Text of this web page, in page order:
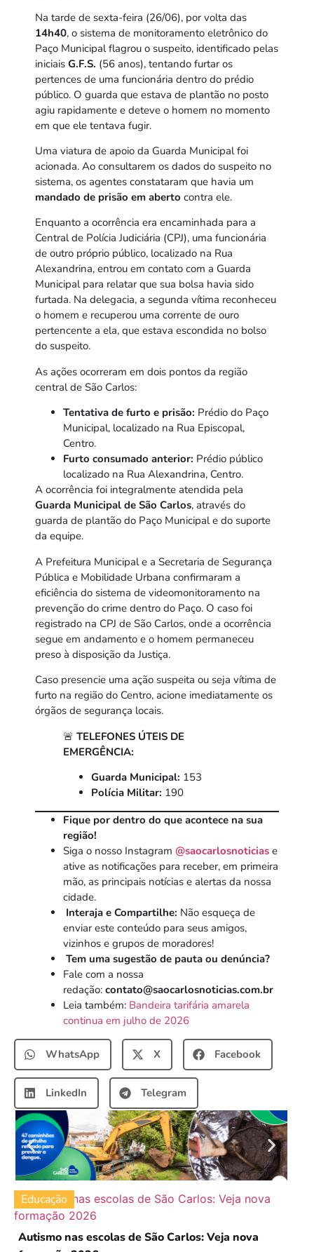
Na tarde de sexta-feira (26/06), por volta das
14h40, o sistema de monitoramento eletrônico do
Paço Municipal flagrou o suspeito, identificado pelas
iniciais G.F.S. (56 anos), tentando furtar os
pertences de uma funcionária dentro do prédio
público. O guarda que estava de plantão no posto
agiu rapidamente e deteve o homem no momento
em que ele tentava fugir.
Uma viatura de apoio da Guarda Municipal foi
acionada. Ao consultarem os dados do suspeito no
sistema, os agentes constataram que havia um
mandado de prisão em aberto contra ele.
Enquanto a ocorrência era encaminhada para a
Central de Polícia Judiciária (CPJ), uma funcionária
de outro próprio público, localizado na Rua
Alexandrina, entrou em contato com a Guarda
Municipal para relatar que sua bolsa havia sido
furtada. Na delegacia, a segunda vítima reconheceu
o homem e recuperou uma corrente de ouro
pertencente a ela, que estava escondida no bolso
do suspeito.
As ações ocorreram em dois pontos da região
central de São Carlos:
Tentativa de furto e prisão: Prédio do Paço
Municipal, localizado na Rua Episcopal,
Centro.
Furto consumado anterior: Prédio público
localizado na Rua Alexandrina, Centro.
A ocorrência foi integralmente atendida pela
Guarda Municipal de São Carlos, através do
guarda de plantão do Paço Municipal e do suporte
da equipe.
A Prefeitura Municipal e a Secretaria de Segurança
Pública e Mobilidade Urbana confirmaram a
eficiência do sistema de videomonitoramento na
prevenção do crime dentro do Paço. O caso foi
registrado na CPJ de São Carlos, onde a ocorrência
segue em andamento e o homem permaneceu
preso à disposição da Justiça.
Caso presencie uma ação suspeita ou seja vítima de
furto na região do Centro, acione imediatamente os
órgãos de segurança locais.
🚨 TELEFONES ÚTEIS DE
EMERGÊNCIA:
Guarda Municipal: 153
Polícia Militar: 190
Fique por dentro do que acontece na sua
região!
Siga o nosso Instagram @saocarlosnoticias e
ative as notificações para receber, em primeira
mão, as principais notícias e alertas da nossa
cidade.
Interaja e Compartilhe: Não esqueça de
enviar este conteúdo para seus amigos,
vizinhos e grupos de moradores!
Tem uma sugestão de pauta ou denúncia?
Fale com a nossa
redação: contato@saocarlosnoticias.com.br
Leia também: Bandeira tarifária amarela
continua em julho de 2026
WhatsApp X Facebook
LinkedIn Telegram
Educação
Autismo nas escolas de São Carlos: Veja nova